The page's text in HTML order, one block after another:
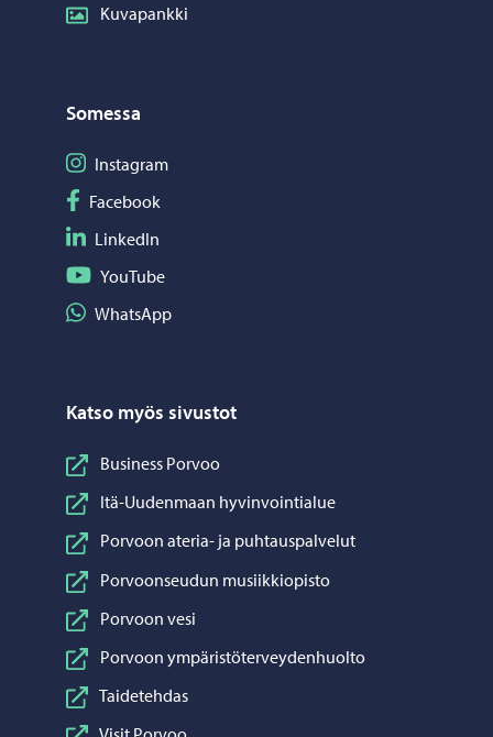
Kuvapankki
Somessa
Seuraa Instagram
Instagram
Seuraa Facebook
Facebook
Seuraa LinkedIn
LinkedIn
Seuraa YouTube
YouTube
Jaa WhatsApp
WhatsApp
Katso myös sivustot
Business Porvoo
Itä-Uudenmaan hyvinvointialue
Porvoon ateria- ja puhtauspalvelut
Porvoonseudun musiikkiopisto
Porvoon vesi
Porvoon ympäristöterveydenhuolto
Taidetehdas